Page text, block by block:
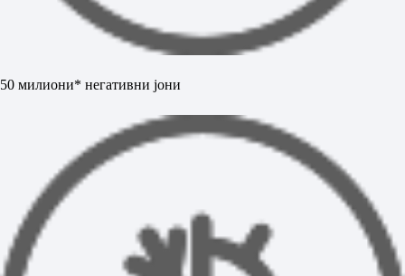
50 милиони* негативни јони